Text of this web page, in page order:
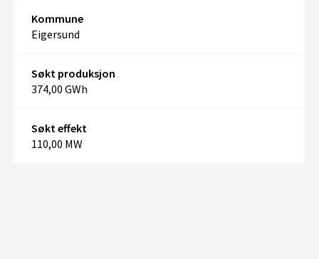
Kommune
Eigersund
Søkt produksjon
374,00 GWh
Søkt effekt
110,00 MW